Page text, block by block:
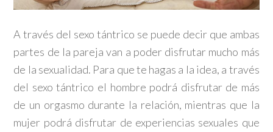
A través del sexo tántrico se puede decir que ambas
partes de la pareja van a poder disfrutar mucho más
de la sexualidad. Para que te hagas a la idea, a través
del sexo tántrico el hombre podrá disfrutar de más
de un orgasmo durante la relación, mientras que la
mujer podrá disfrutar de experiencias sexuales que